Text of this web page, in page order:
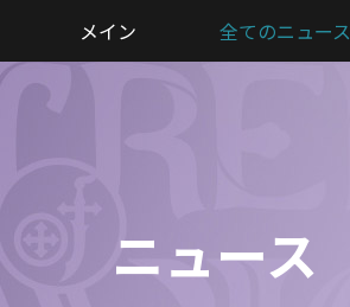
メイン 全てのニュース
ニュース